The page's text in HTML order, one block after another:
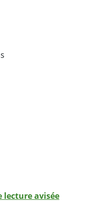
lecture avisée